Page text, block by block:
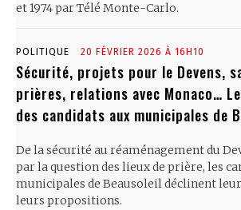
et 1974 par Télé Monte-Carlo.
POLITIQUE 20 FÉVRIER 2026 À 16H10
Sécurité, projets pour le Devens,
prières, relations avec Monaco…
des candidats aux municipales de
De la sécurité au réaménagement du
par la question des lieux de prière, les
municipales de Beausoleil déclinent
leurs propositions.